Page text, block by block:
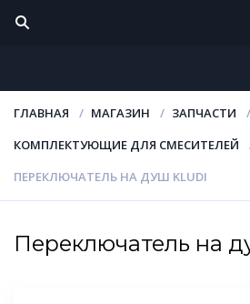
ГЛАВНАЯ МАГАЗИН
ЗАПЧАСТИ
КОМПЛЕКТУЮЩИЕ ДЛЯ СМЕСИТЕЛЕЙ
ПЕРЕКЛЮЧАТЕЛЬ НА ДУШ KLUDI
Переключатель на